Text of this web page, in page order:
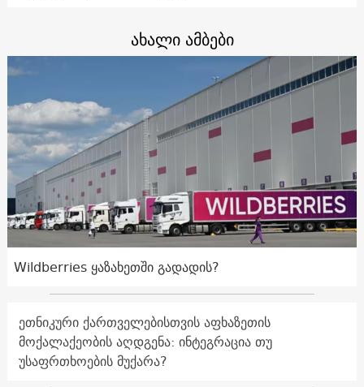
ახალი ამბები
Wildberries ყაზახეთში გადადის?
ეთნიკური ქართველებისთვის აფხაზეთის
მოქალაქეობის აღდგენა: ინტეგრაცია თუ
უსაფრთხოების მუქარა?